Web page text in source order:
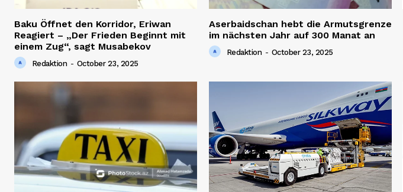
Baku Öffnet den Korridor, Eriwan
Reagiert – „Der Frieden Beginnt mit
einem Zug“, sagt Musabekov
Redaktion - October 23, 2025
Aserbaidschan hebt die Armutsgrenze
im nächsten Jahr auf 300 Manat an
Redaktion - October 23, 2025